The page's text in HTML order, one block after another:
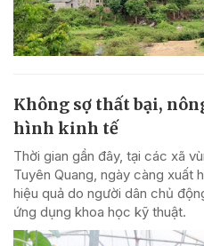
Không sợ thất bại,
hình kinh tế
Thời gian gần đây, tại các xã
Tuyên Quang, ngày càng xuất
hiệu quả do người dân chủ
ứng dụng khoa học kỹ thuật.